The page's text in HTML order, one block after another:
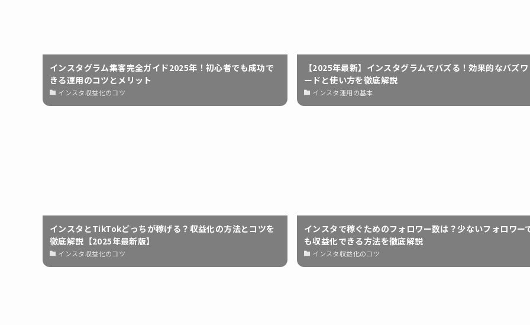
インスタグラム集客完全ガイド2025年！初心者でも成功で
きる運用のコツとメリット
インスタ収益化のコツ
【2025年最新】インスタグラムでバズる！効果的なバズワ
ードと使い方を徹底解説
インスタ運用の基本
インスタとTikTokどっちが稼げる？収益化の方法とコツを
徹底解説【2025年最新版】
インスタ収益化のコツ
インスタで稼ぐためのフォロワー数は？少ないフォロワー
も収益化できる方法を徹底解説
インスタ収益化のコツ